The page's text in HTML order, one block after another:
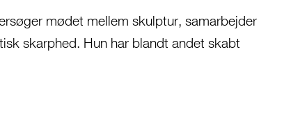
mødet mellem skulptur, samarbejder
skarphed. Hun har blandt andet skabt